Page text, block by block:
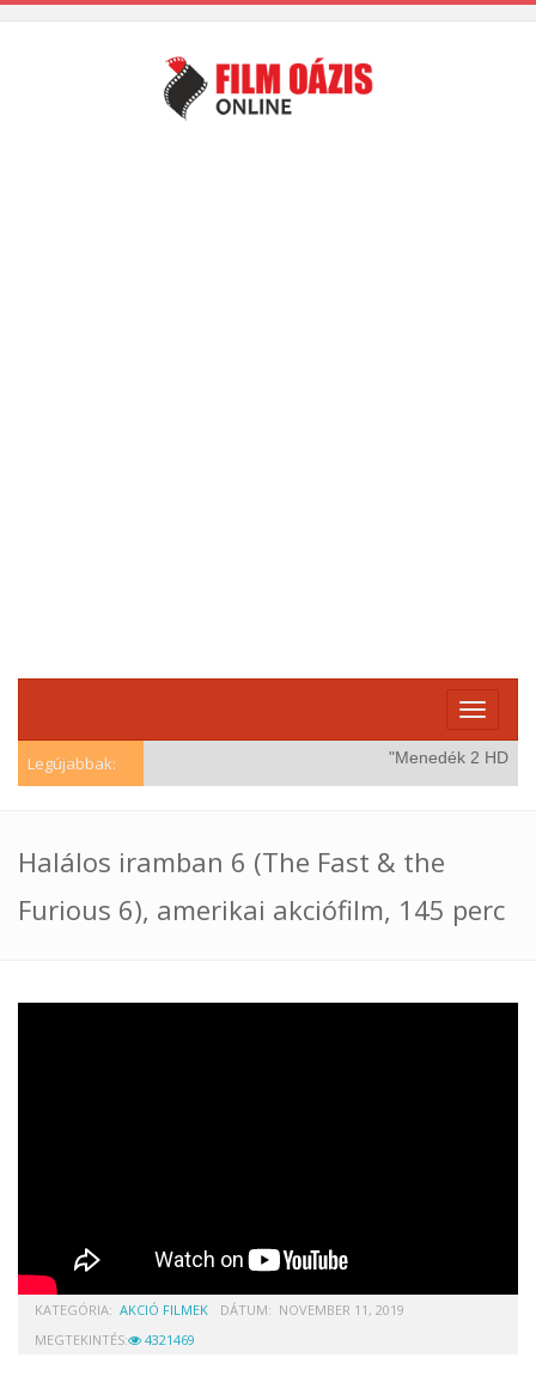
Toggle
Legújabbak: "Menedék 2 HD
Halálos iramban 6 (The Fast & the
Furious 6), amerikai akciófilm, 145 perc
KATEGÓRIA: AKCIÓ FILMEK DÁTUM: NOVEMBER 11, 2019
MEGTEKINTÉS:
4321469